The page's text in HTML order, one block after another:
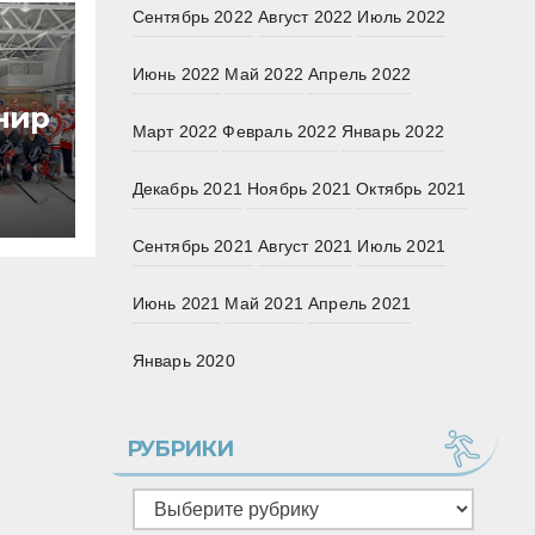
Сентябрь 2022 Август 2022 Июль 2022
Июнь 2022 Май 2022 Апрель 2022
Март 2022 Февраль 2022 Январь 2022
Декабрь 2021 Ноябрь 2021 Октябрь 2021
Сентябрь 2021 Август 2021 Июль 2021
Июнь 2021 Май 2021 Апрель 2021
Январь 2020
РУБРИКИ
Рубрики